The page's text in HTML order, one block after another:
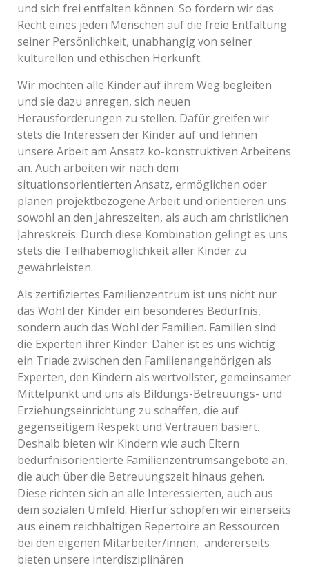
und sich frei entfalten können. So fördern wir das
Recht eines jeden Menschen auf die freie Entfaltung
seiner Persönlichkeit, unabhängig von seiner
kulturellen und ethischen Herkunft.
Wir möchten alle Kinder auf ihrem Weg begleiten
und sie dazu anregen, sich neuen
Herausforderungen zu stellen. Dafür greifen wir
stets die Interessen der Kinder auf und lehnen
unsere Arbeit am Ansatz ko-konstruktiven Arbeitens
an. Auch arbeiten wir nach dem
situationsorientierten Ansatz, ermöglichen oder
planen projektbezogene Arbeit und orientieren uns
sowohl an den Jahreszeiten, als auch am christlichen
Jahreskreis. Durch diese Kombination gelingt es uns
stets die Teilhabemöglichkeit aller Kinder zu
gewährleisten.
Als zertifiziertes Familienzentrum ist uns nicht nur
das Wohl der Kinder ein besonderes Bedürfnis,
sondern auch das Wohl der Familien. Familien sind
die Experten ihrer Kinder. Daher ist es uns wichtig
ein Triade zwischen den Familienangehörigen als
Experten, den Kindern als wertvollster, gemeinsamer
Mittelpunkt und uns als Bildungs-Betreuungs- und
Erziehungseinrichtung zu schaffen, die auf
gegenseitigem Respekt und Vertrauen basiert.
Deshalb bieten wir Kindern wie auch Eltern
bedürfnisorientierte Familienzentrumsangebote an,
die auch über die Betreuungszeit hinaus gehen.
Diese richten sich an alle Interessierten, auch aus
dem sozialen Umfeld. Hierfür schöpfen wir einerseits
aus einem reichhaltigen Repertoire an Ressourcen
bei den eigenen Mitarbeiter/innen, andererseits
bieten unsere interdisziplinären